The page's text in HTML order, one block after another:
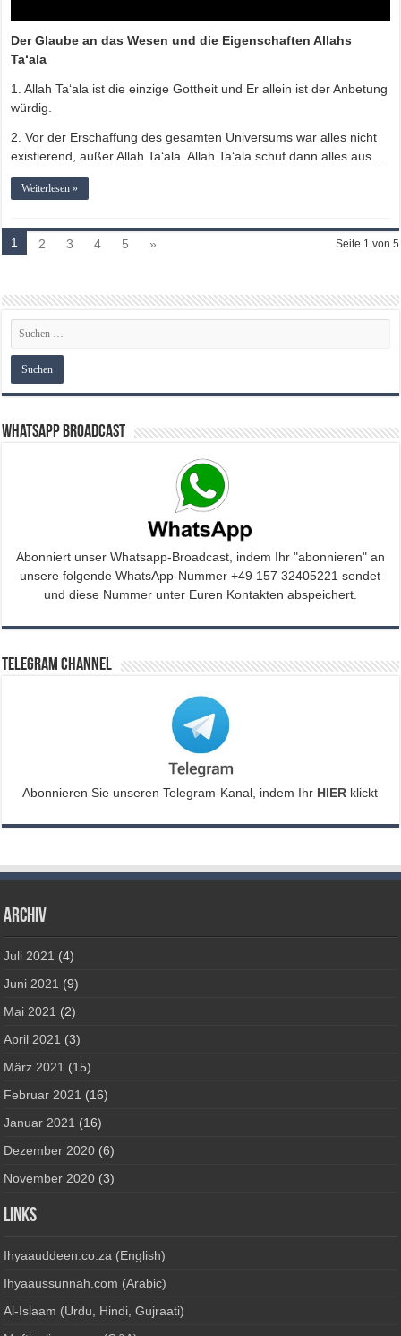
Der Glaube an das Wesen und die Eigenschaften Allahs
Ta‘ala
1. Allah Ta‘ala ist die einzige Gottheit und Er allein ist der Anbetung
würdig.
2. Vor der Erschaffung des gesamten Universums war alles nicht
existierend, außer Allah Ta‘ala. Allah Ta‘ala schuf dann alles aus ...
Weiterlesen »
Seite 1 von 5
1 2 3 4 5 »
WhatsApp Broadcast
Abonniert unser Whatsapp-Broadcast, indem Ihr "abonnieren" an
unsere folgende WhatsApp-Nummer +49 157 32405221 sendet
und diese Nummer unter Euren Kontakten abspeichert.
Telegram Channel
Abonnieren Sie unseren Telegram-Kanal, indem Ihr HIER klickt
Archiv
Juli 2021 (4)
Juni 2021 (9)
Mai 2021 (2)
April 2021 (3)
März 2021 (15)
Februar 2021 (16)
Januar 2021 (16)
Dezember 2020 (6)
November 2020 (3)
Links
Ihyaauddeen.co.za (English)
Ihyaaussunnah.com (Arabic)
Al-Islaam (Urdu, Hindi, Gujraati)